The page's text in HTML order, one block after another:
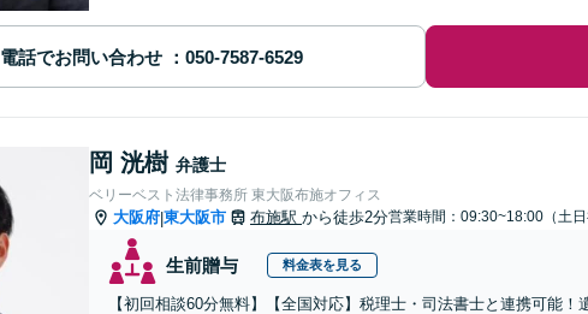
電話でお問い合わせ
岡 洸樹 弁護士
ベリーベスト法律事務所 東大阪布施オフィス
大阪府|東大阪市 布施駅 から徒歩2分営業時間：09:30~18:00（土日
生前贈与 料金表を見る
【初回相談60分無料】【全国対応】税理士・司法書士と連携可能